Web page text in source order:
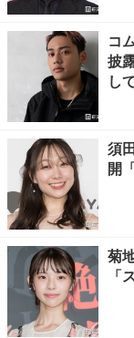
コ
披
し
須
開
菊
「